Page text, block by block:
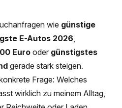
wie günstige
E-Autos 2026
Eurooder günstigstes
gerade stark steigen.
Frage: Welches
wirklich zu meinem Alltag,